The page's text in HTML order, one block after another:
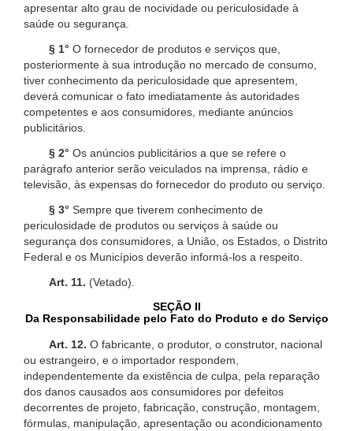
apresentar alto grau de nocividade ou periculosidade à
saúde ou segurança.
§ 1° O fornecedor de produtos e serviços que,
posteriormente à sua introdução no mercado de consumo,
tiver conhecimento da periculosidade que apresentem,
deverá comunicar o fato imediatamente às autoridades
competentes e aos consumidores, mediante anúncios
publicitários.
§ 2° Os anúncios publicitários a que se refere o
parágrafo anterior serão veiculados na imprensa, rádio e
televisão, às expensas do fornecedor do produto ou serviço.
§ 3° Sempre que tiverem conhecimento de
periculosidade de produtos ou serviços à saúde ou
segurança dos consumidores, a União, os Estados, o Distrito
Federal e os Municípios deverão informá-los a respeito.
Art. 11. (Vetado).
SEÇÃO II
Da Responsabilidade pelo Fato do Produto e do Serviço
Art. 12. O fabricante, o produtor, o construtor, nacional
ou estrangeiro, e o importador respondem,
independentemente da existência de culpa, pela reparação
dos danos causados aos consumidores por defeitos
decorrentes de projeto, fabricação, construção, montagem,
fórmulas, manipulação, apresentação ou acondicionamento